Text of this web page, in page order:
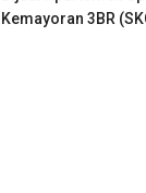
Kemayoran 3BR